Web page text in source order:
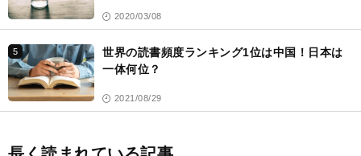
2020/03/08
5
世界の読書頻度ランキング1位は中国！日本は
一体何位？
2021/08/29